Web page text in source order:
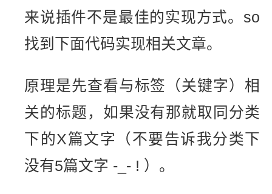
来说插件不是最佳的实现方式。so
找到下面代码实现相关文章。
原理是先查看与标签（关键字）相
关的标题，如果没有那就取同分类
下的X篇文字（不要告诉我分类下
没有5篇文字 -_- ! ）。